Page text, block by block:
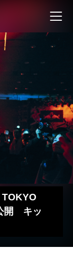
開 キッ